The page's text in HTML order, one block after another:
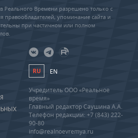
Реального Времени разрешено только с
правообладателей, упоминание сайта и
при частичном или полном
RU EN
Учредитель ООО «Реальное
время»
Главный редактор Саушина А.А.
Телефон редакции: +7 (843) 222-
90-80
info@realnoevremya.ru